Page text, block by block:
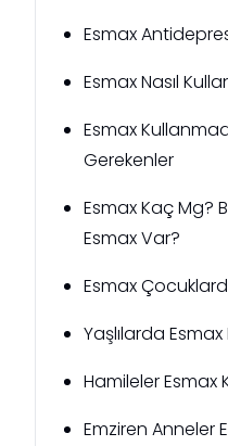
Esmax
Esmax Nasıl
Esmax
Gerekenler
Esmax Kaç Mg?
Esmax Var?
Esmax
Yaşlılarda Esmax
Hamileler Esmax
Emziren Anneler